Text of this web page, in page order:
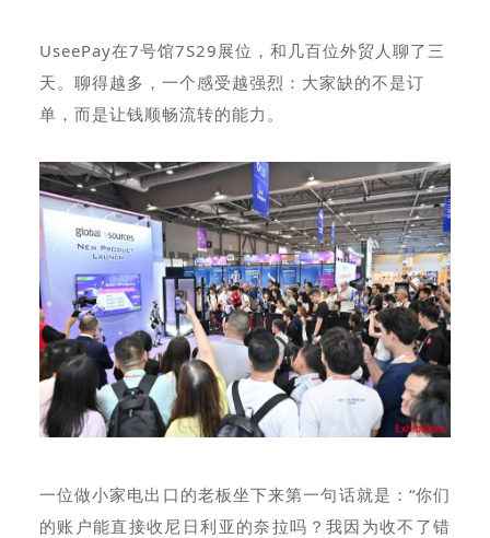
UseePay在7号馆7S29展位，和几百位外贸人聊了三
天。聊得越多，一个感受越强烈：大家缺的不是订
单，而是让钱顺畅流转的能力。
一位做小家电出口的老板坐下来第一句话就是：“你们
的账户能直接收尼日利亚的奈拉吗？我因为收不了错